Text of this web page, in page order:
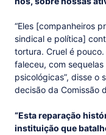
“Eles [companheiros
sindical e política]
tortura. Cruel é
faleceu, com
psicológicas”, disse o
decisão da Comissão
“Esta reparação
instituição que